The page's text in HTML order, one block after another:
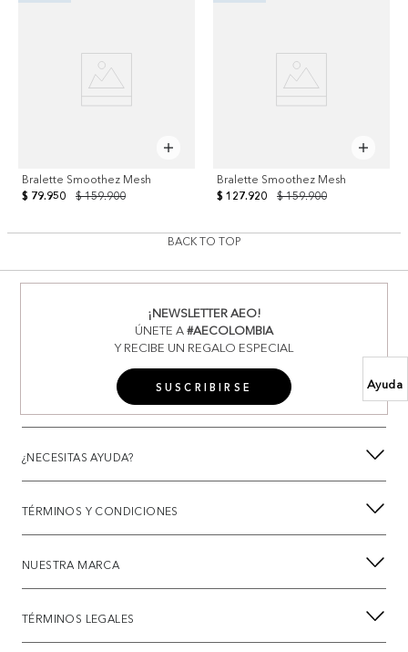
Ayuda
Bralette Smoothez Mesh
$ 159.900
$ 79.950
Bralette Smoothez Mesh
$ 159.900
$ 127.920
BACK TO TOP
¡NEWSLETTER AEO!
ÚNETE A#AECOLOMBIA
Y RECIBE UN REGALO ESPECIAL
SUSCRIBIRSE
¿NECESITAS AYUDA?
TÉRMINOS Y CONDICIONES
NUESTRA MARCA
TÉRMINOS LEGALES